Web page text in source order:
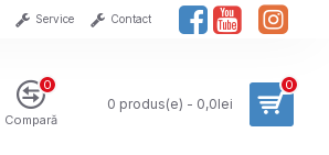
Service Contact
Compară
0
0 produs(e) - 0,0lei
0